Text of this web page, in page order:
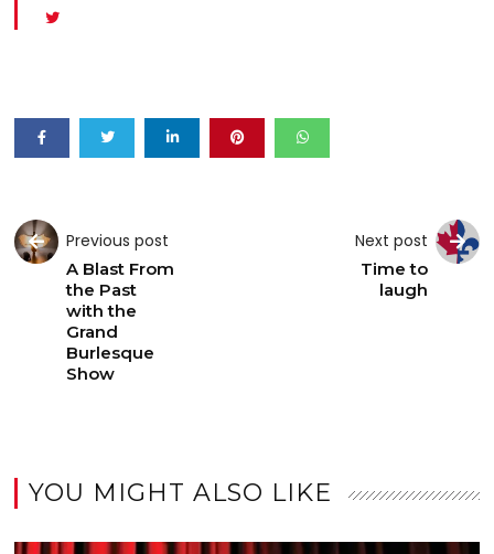
Previous post
A Blast From
the Past
with the
Grand
Burlesque
Show
Next post
Time to
laugh
YOU MIGHT ALSO LIKE